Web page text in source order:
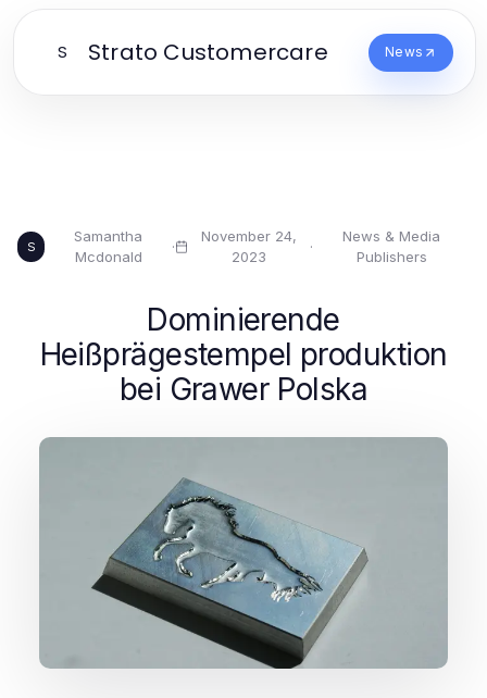
S Strato Customercare News
S
Samantha
Mcdonald
·
November 24,
2023
·
News & Media
Publishers
Dominierende
Heißprägestempel produktion
bei Grawer Polska